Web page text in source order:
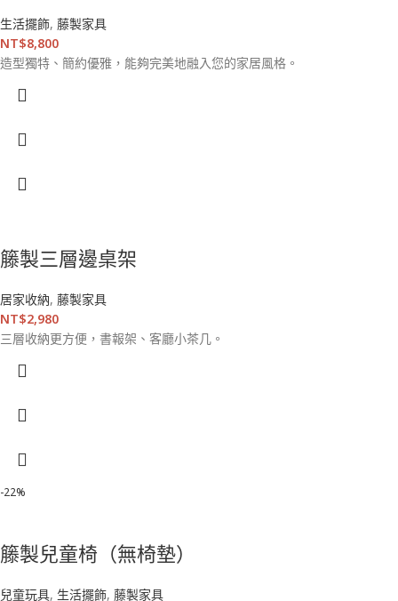
生活擺飾, 藤製家具
NT$8,800
造型獨特、簡約優雅，能夠完美地融入您的家居風格。
籐製三層邊桌架
居家收納, 藤製家具
NT$2,980
三層收納更方便，書報架、客廳小茶几。
-22%
籐製兒童椅（無椅墊）
兒童玩具, 生活擺飾, 藤製家具